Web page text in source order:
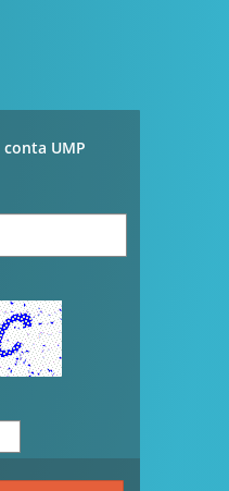
conta UMP